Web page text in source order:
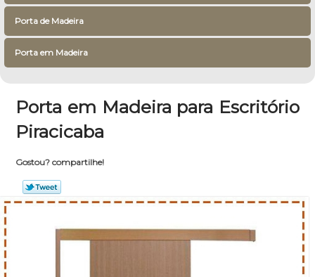
Porta de Madeira
Porta em Madeira
Porta em Madeira para Escritório
Piracicaba
Gostou? compartilhe!